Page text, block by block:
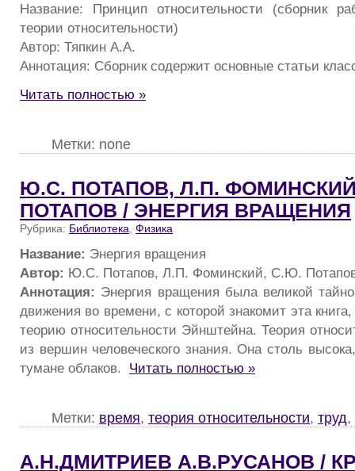
Название: Принцип относительности (сборник
теории относительности)
Автор: Тяпкин А.А.
Аннотация: Сборник содержит основные статьи
Читать полностью »
Метки: none
Ю.С. ПОТАПОВ, Л.П.
ПОТАПОВ / ЭНЕРГИЯ ВРАЩЕНИЯ
Рубрика: Библиотека Физика
Название: Энергия вращения
Автор: Ю.С. Потапов, Л.П. Фоминский, С.Ю.
Аннотация: Энергия вращения была великой
движения во времени, с которой знакомит эта
теорию относительности Эйнштейна. Теория
из вершин человеческого знания. Она столь
тумане облаков. Читать полностью »
Метки: время, теория относительности, труд,
А.Н.ДМИТРИЕВ А.В.РУСАНОВ /